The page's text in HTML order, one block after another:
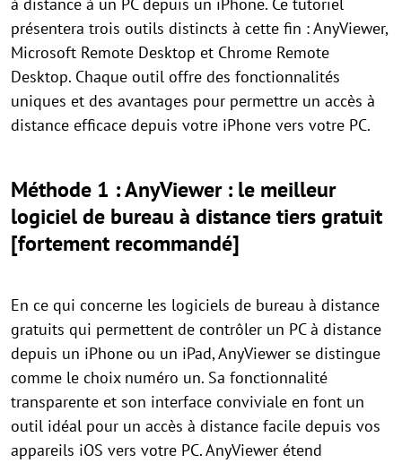
présentera trois outils distincts à cette fin : AnyViewer,
Microsoft Remote Desktop et Chrome Remote
Desktop. Chaque outil offre des fonctionnalités
uniques et des avantages pour permettre un accès à
distance efficace depuis votre iPhone vers votre PC.
Méthode 1 : AnyViewer : le meilleur
logiciel de bureau à distance tiers gratuit
[fortement recommandé]
En ce qui concerne les logiciels de bureau à distance
gratuits qui permettent de contrôler un PC à distance
depuis un iPhone ou un iPad, AnyViewer se distingue
comme le choix numéro un. Sa fonctionnalité
transparente et son interface conviviale en font un
outil idéal pour un accès à distance facile depuis vos
appareils iOS vers votre PC. AnyViewer étend